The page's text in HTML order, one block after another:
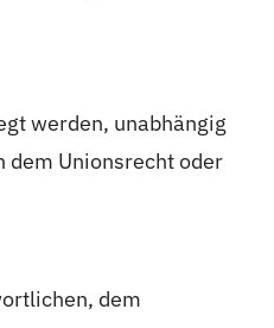
werden, unabhängig
dem Unionsrecht oder
dem